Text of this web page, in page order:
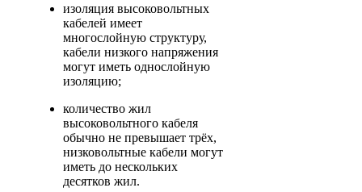
изоляция высоковольтных
кабелей имеет
многослойную структуру,
кабели низкого напряжения
могут иметь однослойную
изоляцию;
количество жил
высоковольтного кабеля
обычно не превышает трёх,
низковольтные кабели могут
иметь до нескольких
десятков жил.